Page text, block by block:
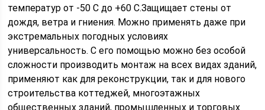
температур от -50 С до +60 С.Защищает стены от
дождя, ветра и гниения. Можно применять даже при
экстремальных погодных условиях
универсальность. С его помощью можно без особой
сложности производить монтаж на всех видах зданий,
применяют как для реконструкции, так и для нового
строительства коттеджей, многоэтажных
общественных зданий, промышленных и торговых